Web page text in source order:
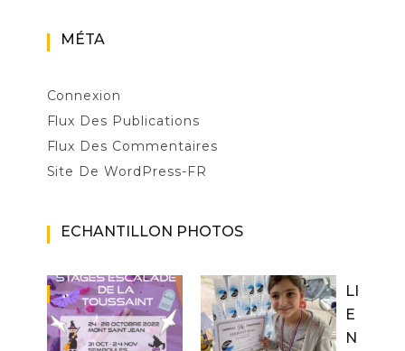
MÉTA
Connexion
Flux Des Publications
Flux Des Commentaires
Site De WordPress-FR
ECHANTILLON PHOTOS
LI
E
N